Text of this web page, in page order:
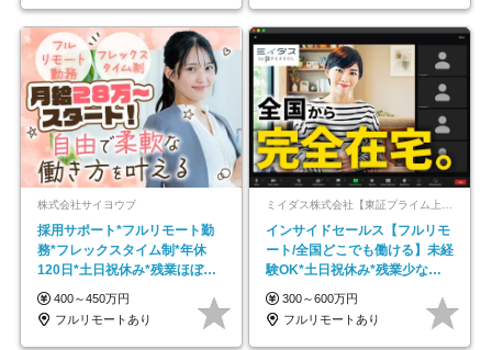
株式会社サイヨウブ
採用サポート*フルリモート勤
務*フレックスタイム制*年休
120日*土日祝休み*残業ほぼな
し*育児中社員8割以上
400～450万円
フルリモートあり
ミイダス株式会社【東証プライム上場パーソルグループ】
インサイドセールス【フルリモ
ート/全国どこでも働ける】未経
験OK*土日祝休み*残業少なめ*
在宅勤務手当あり
300～600万円
フルリモートあり